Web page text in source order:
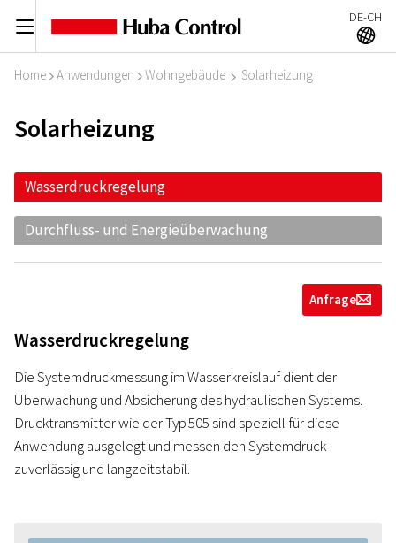
C DE-CH
A
Home I Anwendungen I Wohngebäude I Solarheizung
Solarheizung
Wasserdruckregelung
Durchfluss- und Energieüberwachung
Anfrageg
Wasserdruckregelung
Die Systemdruckmessung im Wasserkreislauf dient der
Überwachung und Absicherung des hydraulischen Systems.
Drucktransmitter wie der Typ 505 sind speziell für diese
Anwendung ausgelegt und messen den Systemdruck
zuverlässig und langzeitstabil.